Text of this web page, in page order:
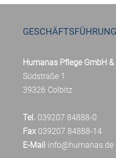
Humanas Pflege GmbH &
Südstraße 1
39326 Colbitz
Tel. 039207 84888-0
Fax039207 84888-14
E-Mail info@humanas.de